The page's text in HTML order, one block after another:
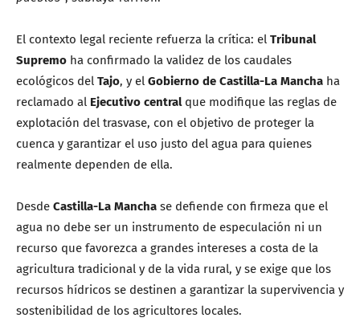
El contexto legal reciente refuerza la crítica: el Tribunal
Supremo ha confirmado la validez de los caudales
ecológicos del Tajo, y el Gobierno de Castilla-La Mancha ha
reclamado al Ejecutivo central que modifique las reglas de
explotación del trasvase, con el objetivo de proteger la
cuenca y garantizar el uso justo del agua para quienes
realmente dependen de ella.
Desde Castilla-La Mancha se defiende con firmeza que el
agua no debe ser un instrumento de especulación ni un
recurso que favorezca a grandes intereses a costa de la
agricultura tradicional y de la vida rural, y se exige que los
recursos hídricos se destinen a garantizar la supervivencia y
sostenibilidad de los agricultores locales.